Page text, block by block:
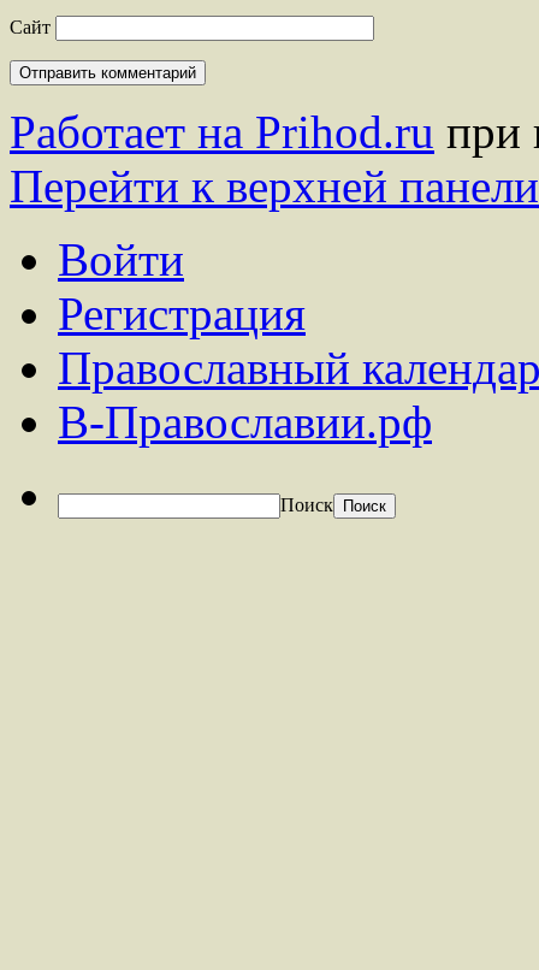
Сайт
Работает на Prihod.ru при
Перейти к верхней панели
Войти
Регистрация
Православный
В-Православии.рф
Поиск